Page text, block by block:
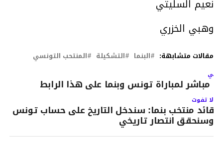
نعيم السليتي
وهبي الخزري
مقالات متشابهة: البنما التشكيلة المنتحب التونسي
مباشر لمباراة تونس وبنما على هذا الرابط
لا تفوت
قائد منتخب بنما: سندخل التاريخ على حساب تونس
وسنحقق انتصار تاريخي